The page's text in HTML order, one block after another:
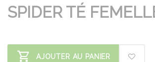
SPIDER TÉ
AJOUTER AU PANIER